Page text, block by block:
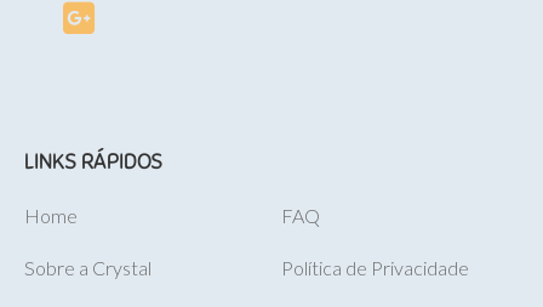
LINKS RÁPIDOS
Home
Sobre a Crystal
FAQ
Política de Privacidade